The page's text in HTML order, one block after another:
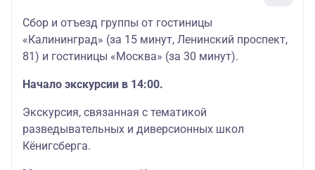
Сбор и отъезд группы от гостиницы
«Калининград» (за 15 минут, Ленинский проспект,
81) и гостиницы «Москва» (за 30 минут).
Начало экскурсии в 14:00.
Экскурсия, связанная с тематикой
разведывательных и диверсионных школ
Кёнигсберга.